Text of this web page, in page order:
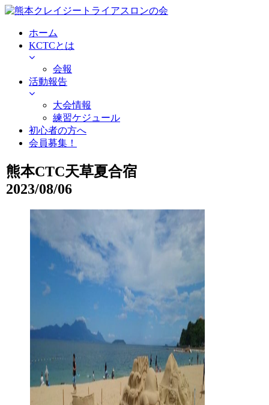
ホーム
KCTCとは
会報
活動報告
大会情報
練習ケジュール
初心者の方へ
会員募集！
熊本CTC天草夏合宿
2023/08/06